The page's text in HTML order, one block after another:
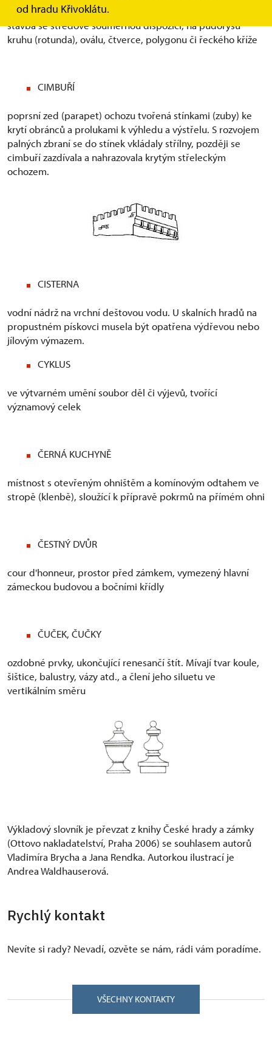
od hradu Křivoklátu.
stavba se středově souměrnou dispozicí, na půdorysu
kruhu (rotunda), oválu, čtverce, polygonu či řeckého kříže
CIMBUŘÍ
poprsní zed (parapet) ochozu tvořená stínkami (zuby) ke
krytí obránců a prolukami k výhledu a výstřelu. S rozvojem
palných zbraní se do stínek vkládaly střílny, později se
cimbuří zazdívala a nahrazovala krytým střeleckým
ochozem.
CISTERNA
vodní nádrž na vrchní deštovou vodu. U skalních hradů na
propustném pískovci musela být opatřena výdřevou nebo
jílovým výmazem.
CYKLUS
ve výtvarném umění soubor děl či výjevů, tvořící
významový celek
ČERNÁ KUCHYNĚ
místnost s otevřeným ohništěm a komínovým odtahem ve
stropě (klenbě), sloužící k přípravě pokrmů na přímém ohni
ČESTNÝ DVŮR
cour d'honneur, prostor před zámkem, vymezený hlavní
zámeckou budovou a bočními křídly
ČUČEK, ČUČKY
ozdobné prvky, ukončující renesančí štít. Mívají tvar koule,
šištice, balustry, vázy atd., a člení jeho siluetu ve
vertikálním směru
Výkladový slovník je převzat z knihy České hrady a zámky
(Ottovo nakladatelství, Praha 2006) se souhlasem autorů
Vladimíra Brycha a Jana Rendka. Autorkou ilustrací je
Andrea Waldhauserová.
Rychlý kontakt
Nevíte si rady? Nevadí, ozvěte se nám, rádi vám poradíme.
VŠECHNY KONTAKTY